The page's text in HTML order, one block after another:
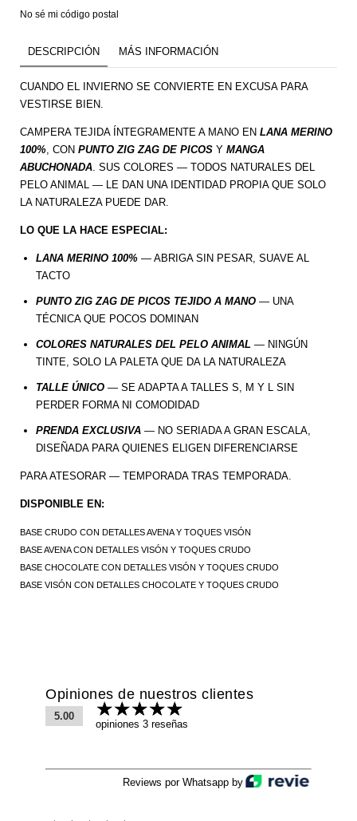
No sé mi código postal
DESCRIPCIÓN MÁS INFORMACIÓN
CUANDO EL INVIERNO SE CONVIERTE EN EXCUSA PARA
VESTIRSE BIEN.
CAMPERA TEJIDA ÍNTEGRAMENTE A MANO EN LANA MERINO
100% , CON PUNTO ZIG ZAG DE PICOS Y MANGA
ABUCHONADA . SUS COLORES — TODOS NATURALES DEL
PELO ANIMAL — LE DAN UNA IDENTIDAD PROPIA QUE SOLO
LA NATURALEZA PUEDE DAR.
LO QUE LA HACE ESPECIAL:
LANA MERINO 100% — ABRIGA SIN PESAR, SUAVE AL
TACTO
PUNTO ZIG ZAG DE PICOS TEJIDO A MANO — UNA
TÉCNICA QUE POCOS DOMINAN
COLORES NATURALES DEL PELO ANIMAL — NINGÚN
TINTE, SOLO LA PALETA QUE DA LA NATURALEZA
TALLE ÚNICO — SE ADAPTA A TALLES S, M Y L SIN
PERDER FORMA NI COMODIDAD
PRENDA EXCLUSIVA — NO SERIADA A GRAN ESCALA,
DISEÑADA PARA QUIENES ELIGEN DIFERENCIARSE
PARA ATESORAR — TEMPORADA TRAS TEMPORADA.
DISPONIBLE EN:
BASE CRUDO CON DETALLES AVENA Y TOQUES VISÓN
BASE AVENA CON DETALLES VISÓN Y TOQUES CRUDO
BASE CHOCOLATE CON DETALLES VISÓN Y TOQUES CRUDO
BASE VISÓN CON DETALLES CHOCOLATE Y TOQUES CRUDO
Opiniones de nuestros clientes
5.00
opiniones 3 reseñas
Reviews por Whatsapp by